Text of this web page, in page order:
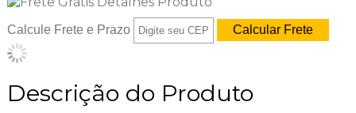
Calcule Frete e Prazo
Descrição do Produto